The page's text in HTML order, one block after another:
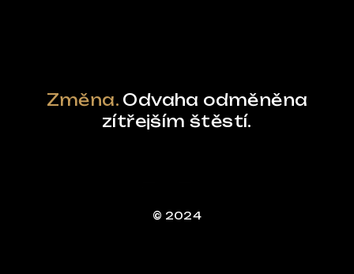
Změna. Odvaha odměněna
zítřejším štěstí.
© 2024